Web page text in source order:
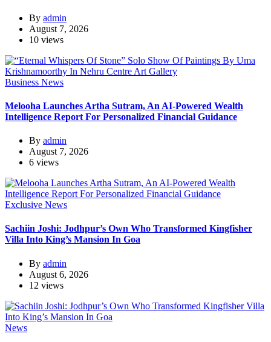
By admin
August 7, 2026
10 views
Business News
Melooha Launches Artha Sutram, An AI-Powered Wealth
Intelligence Report For Personalized Financial Guidance
By admin
August 7, 2026
6 views
Exclusive News
Sachiin Joshi: Jodhpur’s Own Who Transformed Kingfisher
Villa Into King’s Mansion In Goa
By admin
August 6, 2026
12 views
News